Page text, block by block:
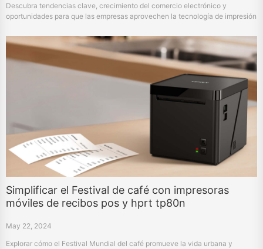
Descubra tendencias clave, crecimiento del comercio electrónico y
oportunidades para que las empresas aprovechen la tecnología de impresión
Simplificar el Festival de café con impresoras
móviles de recibos pos y hprt tp80n
May 22, 2024
Explorar cómo el Festival Mundial del café promueve la vida urbana y